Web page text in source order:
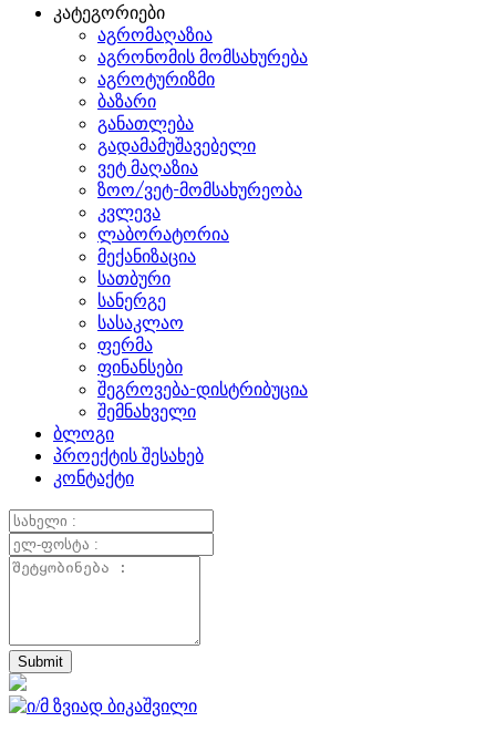
კატეგორიები
აგრომაღაზია
აგრონომის მომსახურება
აგროტურიზმი
ბაზარი
განათლება
გადამამუშავებელი
ვეტ მაღაზია
ზოო/ვეტ-მომსახურეობა
კვლევა
ლაბორატორია
მექანიზაცია
სათბური
სანერგე
სასაკლაო
ფერმა
ფინანსები
შეგროვება-დისტრიბუცია
შემნახველი
ბლოგი
პროექტის შესახებ
კონტაქტი